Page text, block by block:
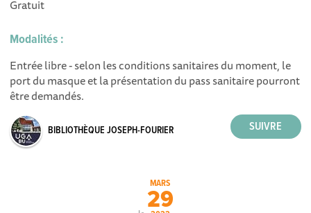
Gratuit
Modalités :
Entrée libre - selon les conditions sanitaires du moment, le
port du masque et la présentation du pass sanitaire pourront
être demandés.
BIBLIOTHÈQUE JOSEPH-FOURIER
MARS
29